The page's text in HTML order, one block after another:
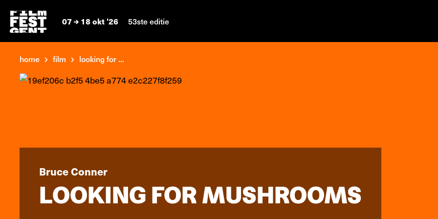
07 18 okt '26 53ste editie
home film looking for ...
Bruce Conner
LOOKING FOR MUSHROOMS